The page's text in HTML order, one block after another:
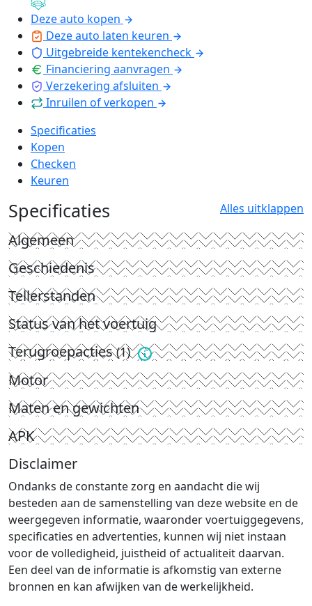
Deze auto kopen
Deze auto laten keuren
Uitgebreide kentekencheck
Financiering aanvragen
Verzekering afsluiten
Inruilen of verkopen
Specificaties
Kopen
Checken
Keuren
Specificaties Alles uitklappen
Algemeen
Geschiedenis
Tellerstanden
Status van het voertuig
Terugroepacties(1)
Motor
Maten en gewichten
APK
Disclaimer
Ondanks de constante zorg en aandacht die wij
besteden aan de samenstelling van deze website en de
weergegeven informatie, waaronder voertuiggegevens,
specificaties en advertenties, kunnen wij niet instaan
voor de volledigheid, juistheid of actualiteit daarvan.
Een deel van de informatie is afkomstig van externe
bronnen en kan afwijken van de werkelijkheid.